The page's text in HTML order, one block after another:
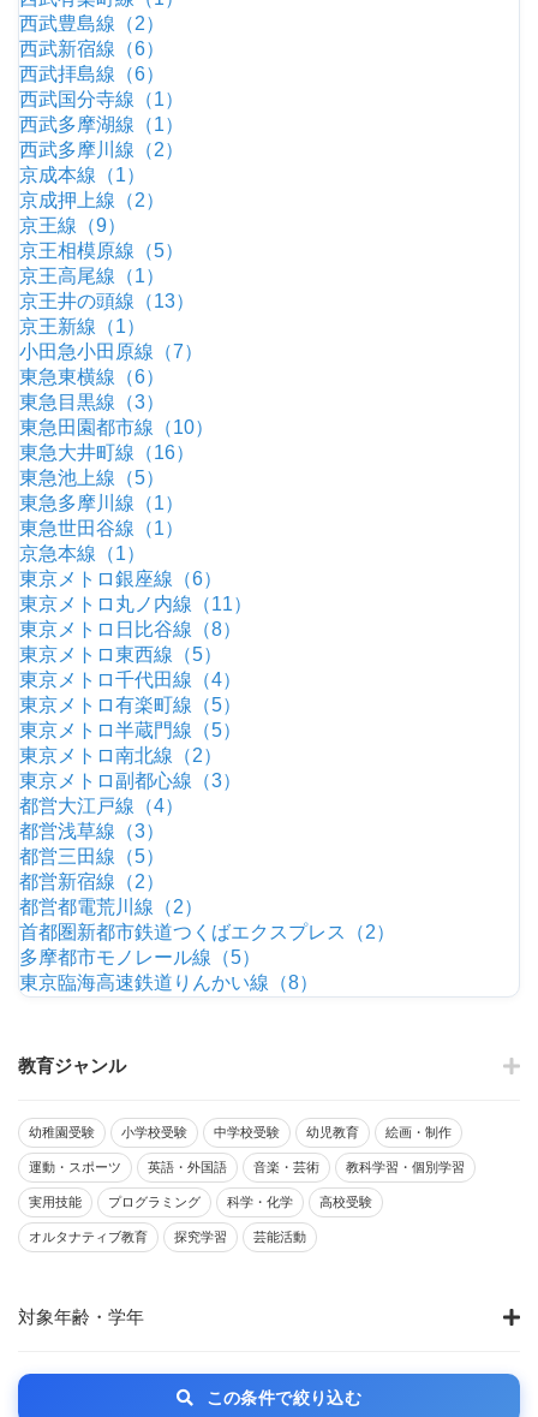
西武豊島線（2）
西武新宿線（6）
西武拝島線（6）
西武国分寺線（1）
西武多摩湖線（1）
西武多摩川線（2）
京成本線（1）
京成押上線（2）
京王線（9）
京王相模原線（5）
京王高尾線（1）
京王井の頭線（13）
京王新線（1）
小田急小田原線（7）
東急東横線（6）
東急目黒線（3）
東急田園都市線（10）
東急大井町線（16）
東急池上線（5）
東急多摩川線（1）
東急世田谷線（1）
京急本線（1）
東京メトロ銀座線（6）
東京メトロ丸ノ内線（11）
東京メトロ日比谷線（8）
東京メトロ東西線（5）
東京メトロ千代田線（4）
東京メトロ有楽町線（5）
東京メトロ半蔵門線（5）
東京メトロ南北線（2）
東京メトロ副都心線（3）
都営大江戸線（4）
都営浅草線（3）
都営三田線（5）
都営新宿線（2）
都営都電荒川線（2）
首都圏新都市鉄道つくばエクスプレス（2）
多摩都市モノレール線（5）
東京臨海高速鉄道りんかい線（8）
教育ジャンル
幼稚園受験 小学校受験 中学校受験 幼児教育 絵画・制作
運動・スポーツ 英語・外国語 音楽・芸術 教科学習・個別学習
実用技能 プログラミング 科学・化学 高校受験
オルタナティブ教育 探究学習 芸能活動
対象年齢・学年
この条件で絞り込む